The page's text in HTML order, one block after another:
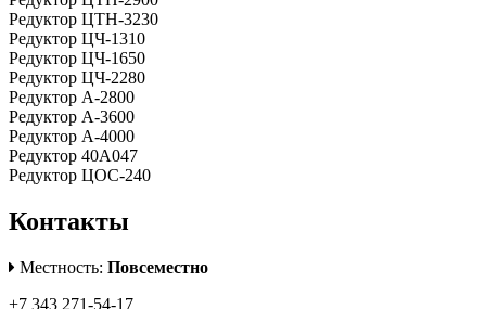
Редуктор ЦТН-3230
Редуктор ЦЧ-1310
Редуктор ЦЧ-1650
Редуктор ЦЧ-2280
Редуктор А-2800
Редуктор А-3600
Редуктор А-4000
Редуктор 40А047
Редуктор ЦОС-240
Контакты
Местность: Повсеместно
+7 343 271-54-17